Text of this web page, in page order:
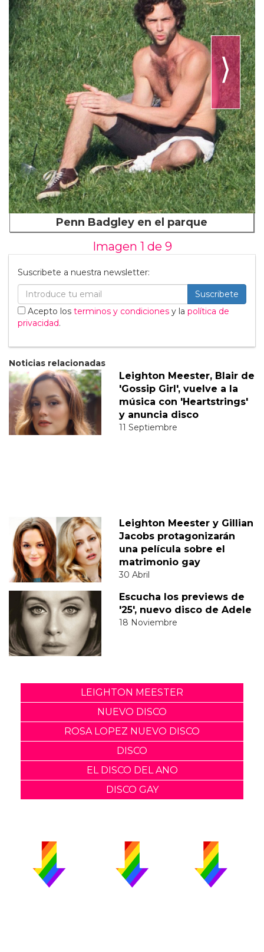
⟩
Penn Badgley en el parque
Imagen 1 de 9
Suscribete a nuestra newsletter:
Suscribete
Acepto los terminos y condiciones y la política de
privacidad.
Noticias relacionadas
Leighton Meester, Blair de
'Gossip Girl', vuelve a la
música con 'Heartstrings'
y anuncia disco
11 Septiembre
Leighton Meester y Gillian
Jacobs protagonizarán
una película sobre el
matrimonio gay
30 Abril
Escucha los previews de
'25', nuevo disco de Adele
18 Noviembre
LEIGHTON MEESTER
NUEVO DISCO
ROSA LOPEZ NUEVO DISCO
DISCO
EL DISCO DEL ANO
DISCO GAY